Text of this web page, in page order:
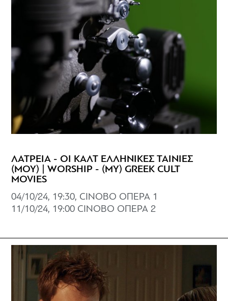
ΛΑΤΡΕΙΑ - ΟΙ ΚΑΛΤ ΕΛΛΗΝΙΚΕΣ ΤΑΙΝΙΕΣ
(ΜΟΥ) | WORSHIP - (MY) GREEK CULT
MOVIES
04/10/24, 19:30, CINOBO ΟΠΕΡΑ 1
11/10/24, 19:00 CINOBO OΠΕΡΑ 2